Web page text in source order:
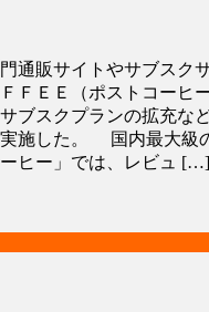
通販サイトやサブスク
ＦＥＥ（ポストコーヒ
ブスクプランの拡充な
施した。 国内最大級
ヒー」では、レビュ […]